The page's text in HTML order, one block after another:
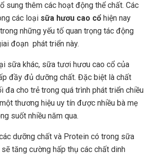
sung thêm các hoạt động thể chất. Các
các loại sữa hươu cao cổ hiện nay
những yếu tố quan trọng tác động
đoạn phát triển này.
sữa khác, sữa tươi hươu cao cổ của
đầy đủ dưỡng chất. Đặc biệt là chất
đa cho trẻ trong quá trình phát triển chiều
thương hiệu uy tín được nhiều bà mẹ
suốt nhiều năm qua.
dưỡng chất và Protein có trong sữa
tăng cường hấp thụ các chất dinh